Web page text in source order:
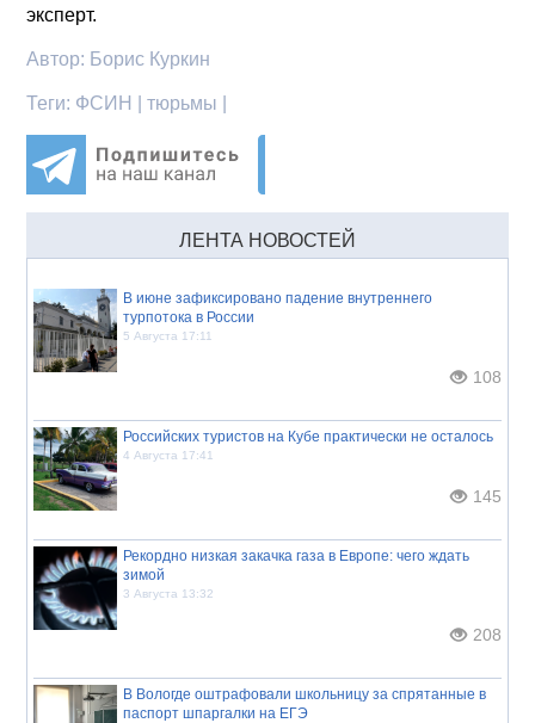
эксперт.
Автор: Борис Куркин
Теги: ФСИН | тюрьмы |
ЛЕНТА НОВОСТЕЙ
В июне зафиксировано падение внутреннего
турпотока в России
5 Августа 17:11
108
Российских туристов на Кубе практически не осталось
4 Августа 17:41
145
Рекордно низкая закачка газа в Европе: чего ждать
зимой
3 Августа 13:32
208
В Вологде оштрафовали школьницу за спрятанные в
паспорт шпаргалки на ЕГЭ